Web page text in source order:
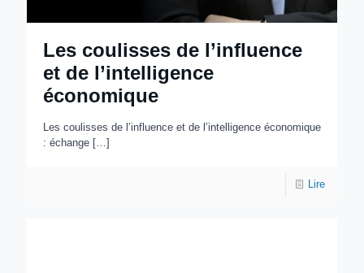
Les coulisses de l’influence
et de l’intelligence
économique
Les coulisses de l’influence et de l’intelligence économique
: échange […]
Lire